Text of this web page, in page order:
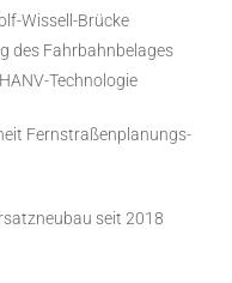
Wissell-Brücke
des Fahrbahnbelages
Technologie
Fernstraßenplanungs-
seit 2018